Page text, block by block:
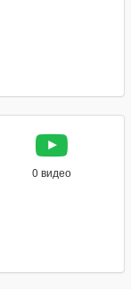
0 видео